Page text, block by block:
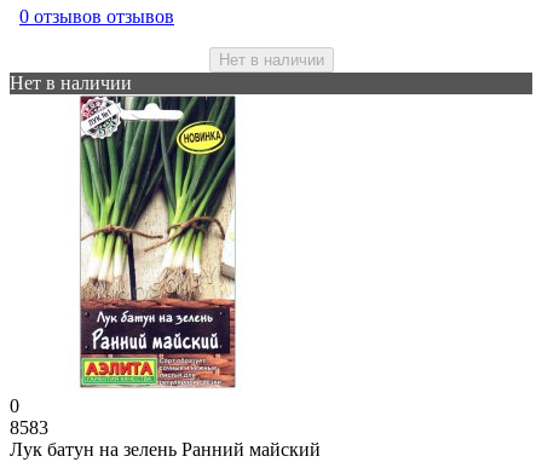
0 отзывов отзывов
Нет в наличии
Нет в наличии
0
8583
Лук батун на зелень Ранний майский